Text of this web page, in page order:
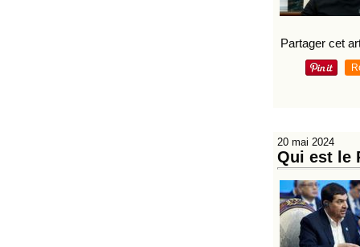
Partager cet
20 mai 2024
Qui est le